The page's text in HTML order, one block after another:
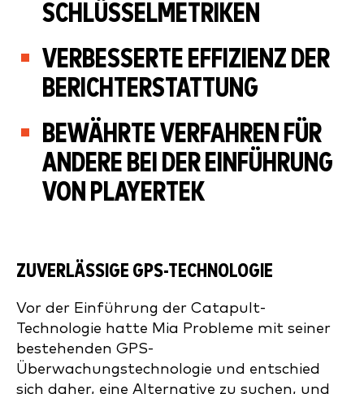
SCHLÜSSELMETRIKEN
VERBESSERTE EFFIZIENZ DER
BERICHTERSTATTUNG
BEWÄHRTE VERFAHREN FÜR
ANDERE BEI DER EINFÜHRUNG
VON PLAYERTEK
ZUVERLÄSSIGE GPS-TECHNOLOGIE
Vor der Einführung der Catapult-
Technologie hatte Mia Probleme mit seiner
bestehenden GPS-
Überwachungstechnologie und entschied
sich daher, eine Alternative zu suchen, und